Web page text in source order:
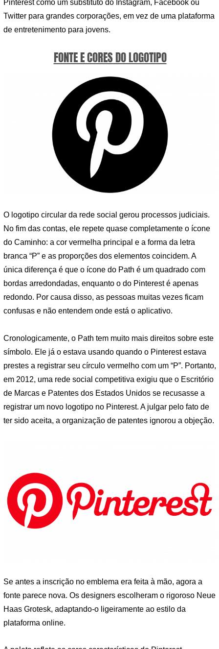
Pinterest como um substituto do Instagram, Facebook ou
Twitter para grandes corporações, em vez de uma plataforma
de entretenimento para jovens.
FONTE E CORES DO LOGOTIPO
O logotipo circular da rede social gerou processos judiciais.
No fim das contas, ele repete quase completamente o ícone
do Caminho: a cor vermelha principal e a forma da letra
branca “P” e as proporções dos elementos coincidem. A
única diferença é que o ícone do Path é um quadrado com
bordas arredondadas, enquanto o do Pinterest é apenas
redondo. Por causa disso, as pessoas muitas vezes ficam
confusas e não entendem onde está o aplicativo.
Cronologicamente, o Path tem muito mais direitos sobre este
símbolo. Ele já o estava usando quando o Pinterest estava
prestes a registrar seu círculo vermelho com um “P”. Portanto,
em 2012, uma rede social competitiva exigiu que o Escritório
de Marcas e Patentes dos Estados Unidos se recusasse a
registrar um novo logotipo no Pinterest. A julgar pelo fato de
ter sido aceita, a organização de patentes ignorou a objeção.
Se antes a inscrição no emblema era feita à mão, agora a
fonte parece nova. Os designers escolheram o rigoroso Neue
Haas Grotesk, adaptando-o ligeiramente ao estilo da
plataforma online.